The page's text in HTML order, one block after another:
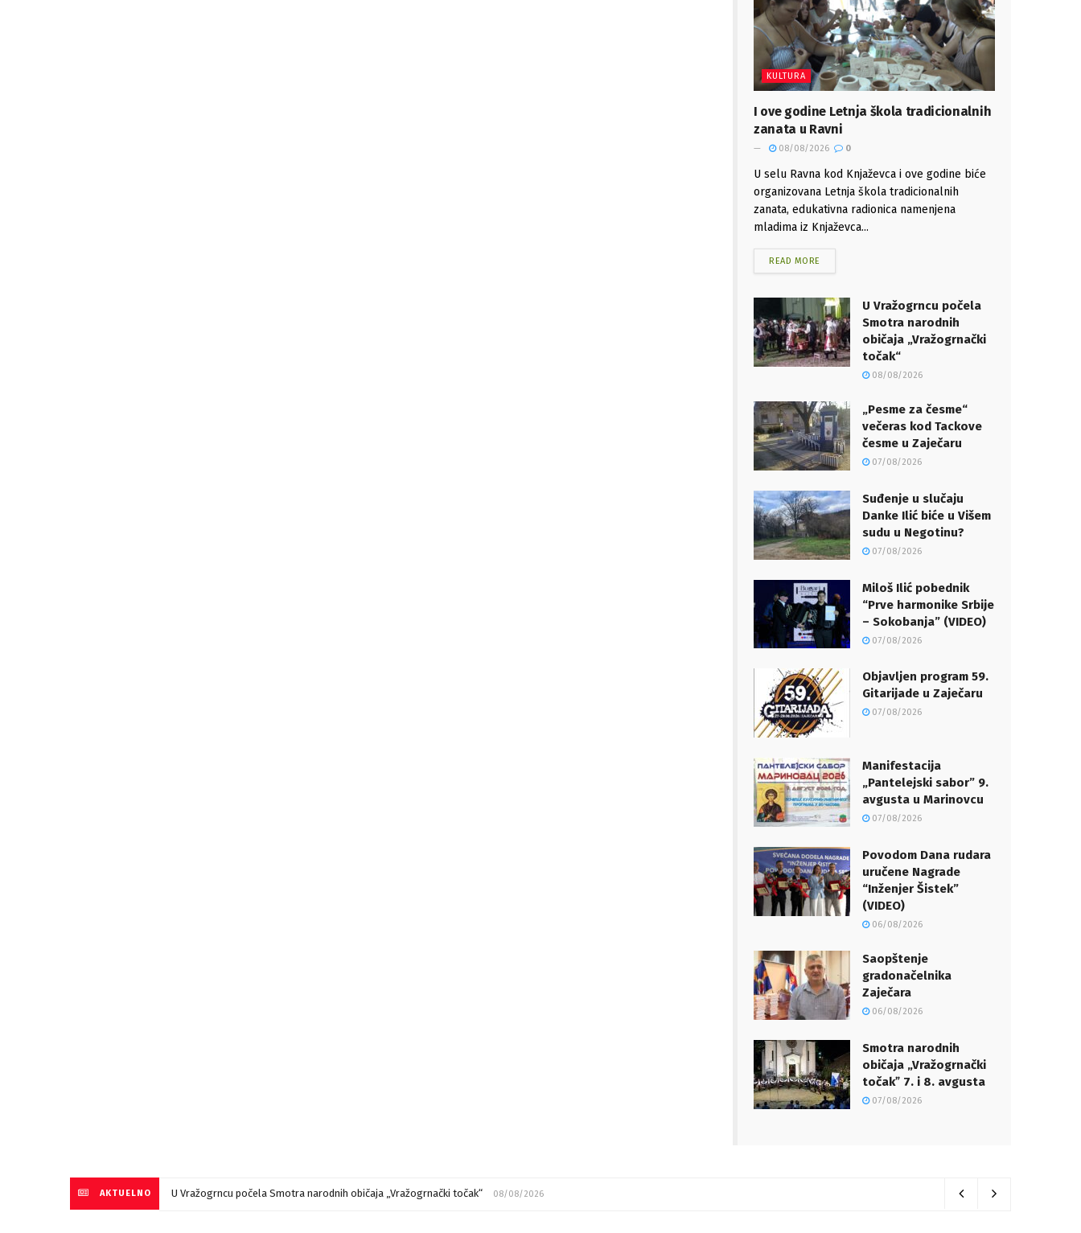
KULTURA
I ove godine Letnja škola tradicionalnih
zanata u Ravni
08/08/2026 0
U selu Ravna kod Knjaževca i ove godine biće
organizovana Letnja škola tradicionalnih
zanata, edukativna radionica namenjena
mladima iz Knjaževca...
READ MORE
U Vražogrncu počela
Smotra narodnih
običaja „Vražogrnački
točak“
08/08/2026
„Pesme za česme“
večeras kod Tackove
česme u Zaječaru
07/08/2026
Suđenje u slučaju
Danke Ilić biće u Višem
sudu u Negotinu?
07/08/2026
Miloš Ilić pobednik
“Prve harmonike Srbije
– Sokobanja” (VIDEO)
07/08/2026
Objavljen program 59.
Gitarijade u Zaječaru
07/08/2026
Manifestacija
„Pantelejski sabor” 9.
avgusta u Marinovcu
07/08/2026
Povodom Dana rudara
uručene Nagrade
“Inženjer Šistek”
(VIDEO)
06/08/2026
Saopštenje
gradonačelnika
Zaječara
06/08/2026
Smotra narodnih
običaja „Vražogrnački
točakˮ 7. i 8. avgusta
07/08/2026
AKTUELNO U Vražogrncu počela Smotra narodnih običaja „Vražogrnački točak“ 08/08/2026